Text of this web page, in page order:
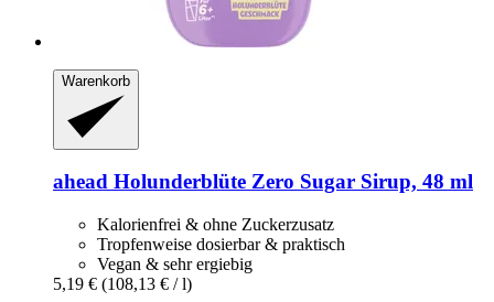
Warenkorb
ahead Holunderblüte Zero Sugar Sirup, 48 ml
Kalorienfrei & ohne Zuckerzusatz
Tropfenweise dosierbar & praktisch
Vegan & sehr ergiebig
5,19 € (108,13 € / l)